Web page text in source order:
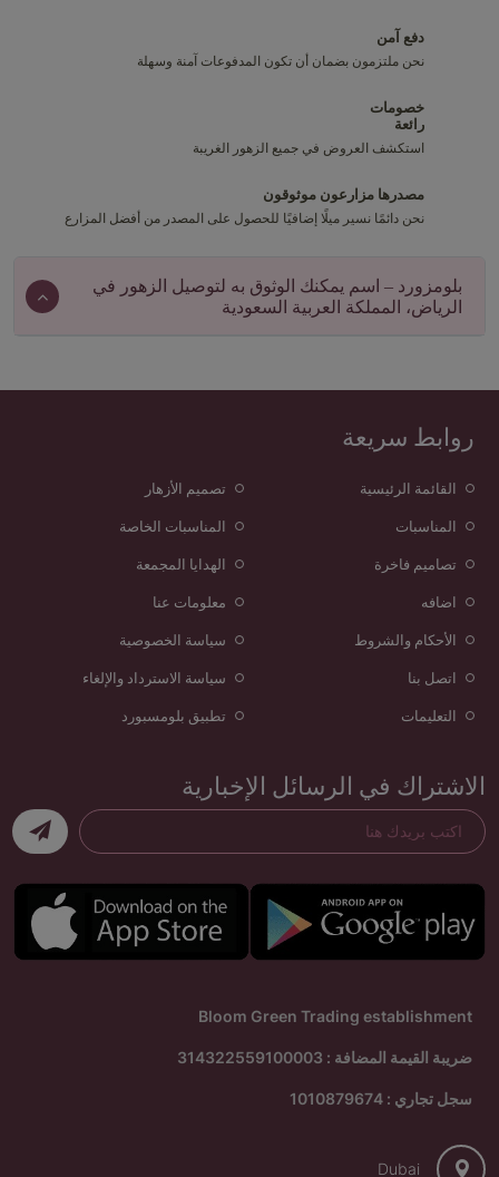
دفع آمن
نحن ملتزمون بضمان أن تكون المدفوعات آمنة وسهلة
خصومات
رائعة
استكشف العروض في جميع الزهور الغريبة
مصدرها مزارعون موثوقون
نحن دائمًا نسير ميلًا إضافيًا للحصول على المصدر من أفضل المزارع
بلومزورد – اسم يمكنك الوثوق به لتوصيل الزهور في
الرياض، المملكة العربية السعودية
روابط سريعة
القائمة الرئيسية تصميم الأزهار
المناسبات المناسبات الخاصة
تصاميم فاخرة الهدايا المجمعة
اضافه معلومات عنا
الأحكام والشروط سياسة الخصوصية
اتصل بنا سياسة الاسترداد والإلغاء
التعليمات تطبيق بلومسبورد
الاشتراك في الرسائل الإخبارية
Bloom Green Trading establishment
ضريبة القيمة المضافة : 314322559100003
سجل تجاري : 1010879674
Dubai